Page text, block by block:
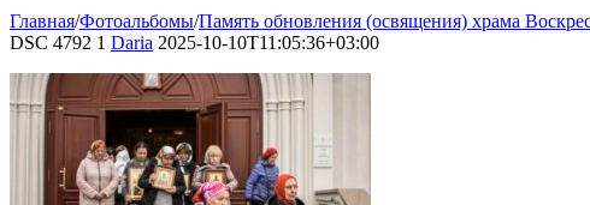
Главная/Фотоальбомы/Память обновления (освящения) храма
DSC 4792 1 Daria 2025-10-10T11:05:36+03:00